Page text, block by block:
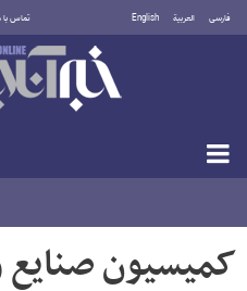
فارسی العربية English تماس با
جمعه ۱۶ مرداد ۱۴۰۵
کمیسیون